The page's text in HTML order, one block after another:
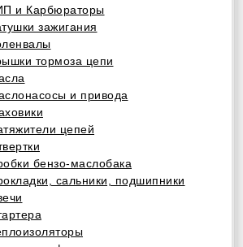
и Карбюраторы
зажигания
тормоза цепи
и привода
цепей
бензо-маслобака
сальники, подшипники